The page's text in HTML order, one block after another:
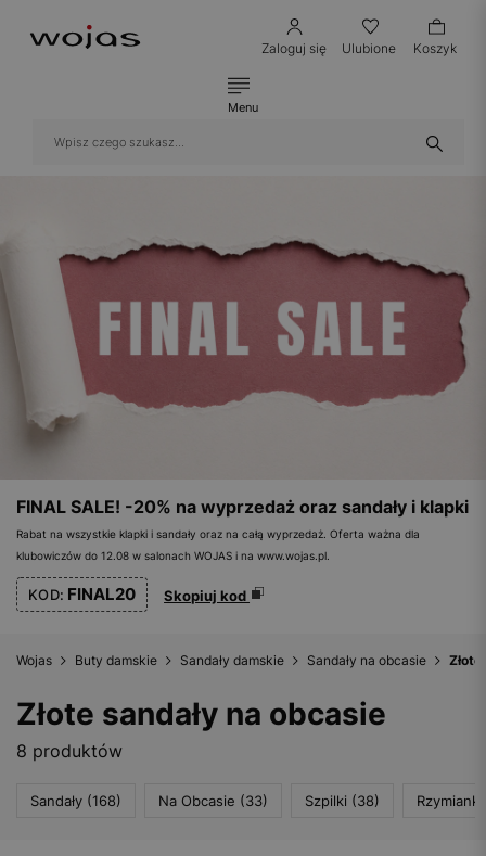
Zaloguj się Ulubione Koszyk
Menu
FINAL SALE! -20% na wyprzedaż oraz sandały i klapki
Rabat na wszystkie klapki i sandały oraz na całą wyprzedaż. Oferta ważna dla
klubowiczów do 12.08 w salonach WOJAS i na www.wojas.pl.
KOD: FINAL20 Skopiuj kod
Wojas Buty damskie Sandały damskie Sandały na obcasie
Złote sandały na obcasie
8 produktów
Sandały (168) Na Obcasie (33) Szpilki (38) Rzymianki